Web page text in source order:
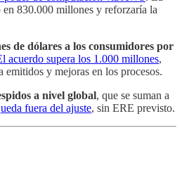
830.000 millones y reforzaría la
de dólares a los consumidores por
acuerdo supera los 1.000 millones,
y mejoras en los procesos.
a nivel global, que se suman a
fuera del ajuste, sin ERE previsto.